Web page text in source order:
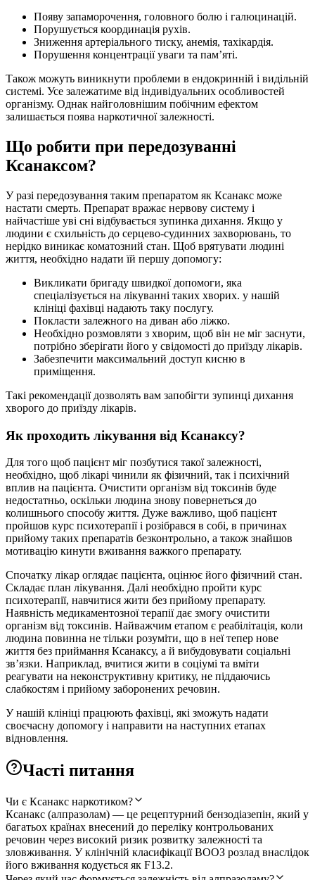
Появу запаморочення, головного болю і галюцинацій.
Порушується координація рухів.
Зниження артеріального тиску, анемія, тахікардія.
Порушення концентрації уваги та пам’яті.
Також можуть виникнути проблеми в ендокринній і видільній
системі. Усе залежатиме від індивідуальних особливостей
організму. Однак найголовнішим побічним ефектом
залишається поява наркотичної залежності.
Що робити при передозуванні
Ксанаксом?
У разі передозування таким препаратом як Ксанакс може
настати смерть. Препарат вражає нервову систему і
найчастіше уві сні відбувається зупинка дихання. Якщо у
людини є схильність до серцево-судинних захворювань, то
нерідко виникає коматозний стан. Щоб врятувати людині
життя, необхідно надати їй першу допомогу:
Викликати бригаду швидкої допомоги, яка
спеціалізується на лікуванні таких хворих. у нашій
клініці фахівці надають таку послугу.
Покласти залежного на диван або ліжко.
Необхідно розмовляти з хворим, щоб він не міг заснути,
потрібно зберігати його у свідомості до приїзду лікарів.
Забезпечити максимальний доступ кисню в
приміщення.
Такі рекомендації дозволять вам запобігти зупинці дихання
хворого до приїзду лікарів.
Як проходить лікування від Ксанаксу?
Для того щоб пацієнт міг позбутися такої залежності,
необхідно, щоб лікарі чинили як фізичний, так і психічний
вплив на пацієнта. Очистити організм від токсинів буде
недостатньо, оскільки людина знову повернеться до
колишнього способу життя. Дуже важливо, щоб пацієнт
пройшов курс психотерапії і розібрався в собі, в причинах
прийому таких препаратів безконтрольно, а також знайшов
мотивацію кинути вживання важкого препарату.
Спочатку лікар оглядає пацієнта, оцінює його фізичний стан.
Складає план лікування. Далі необхідно пройти курс
психотерапії, навчитися жити без прийому препарату.
Наявність медикаментозної терапії дає змогу очистити
організм від токсинів. Найважчим етапом є реабілітація, коли
людина повинна не тільки розуміти, що в неї тепер нове
життя без приймання Ксанаксу, а й вибудовувати соціальні
зв’язки. Наприклад, вчитися жити в соціумі та вміти
реагувати на неконструктивну критику, не піддаючись
слабкостям і прийому заборонених речовин.
У нашій клініці працюють фахівці, які зможуть надати
своєчасну допомогу і направити на наступних етапах
відновлення.
Часті питання
Чи є Ксанакс наркотиком?
Ксанакс (алпразолам) — це рецептурний бензодіазепін, який у
багатьох країнах внесений до переліку контрольованих
речовин через високий ризик розвитку залежності та
зловживання. У клінічній класифікації ВООЗ розлад внаслідок
його вживання кодується як F13.2.